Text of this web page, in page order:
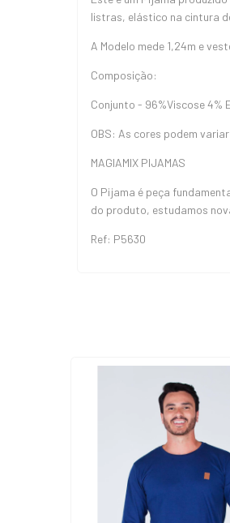
listras, elástico na cintura
A Modelo mede 1,24m e
Composição:
Conjunto - 96%Viscose 4%
OBS: As cores podem
MAGIAMIX PIJAMAS
O Pijama é peça
do produto, estudamos
Ref: P5630